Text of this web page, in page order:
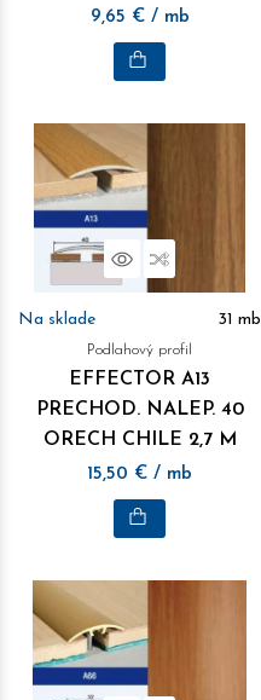
9,65 € / mb
NáhľadPorovnať
Na sklade 31 mb
Podlahový profil
EFFECTOR A13
PRECHOD. NALEP. 40
ORECH CHILE 2,7 M
15,50 € / mb